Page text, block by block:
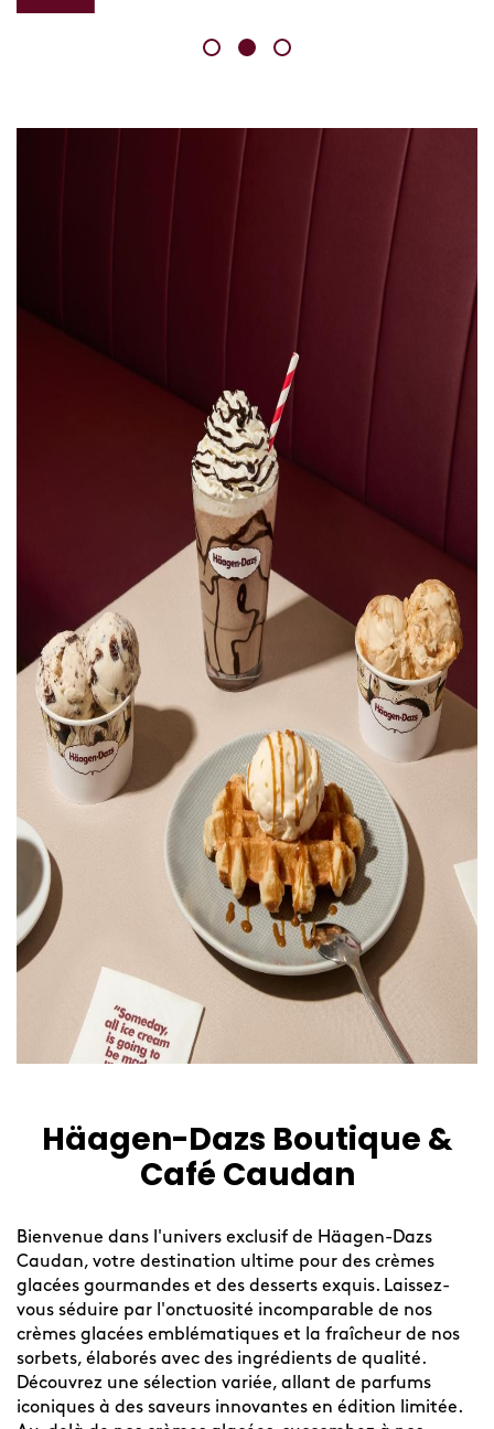
Häagen-Dazs Boutique &
Café Caudan
Bienvenue dans l'univers exclusif de Häagen-Dazs
Caudan, votre destination ultime pour des crèmes
glacées gourmandes et des desserts exquis. Laissez-
vous séduire par l'onctuosité incomparable de nos
crèmes glacées emblématiques et la fraîcheur de nos
sorbets, élaborés avec des ingrédients de qualité.
Découvrez une sélection variée, allant de parfums
iconiques à des saveurs innovantes en édition limitée.